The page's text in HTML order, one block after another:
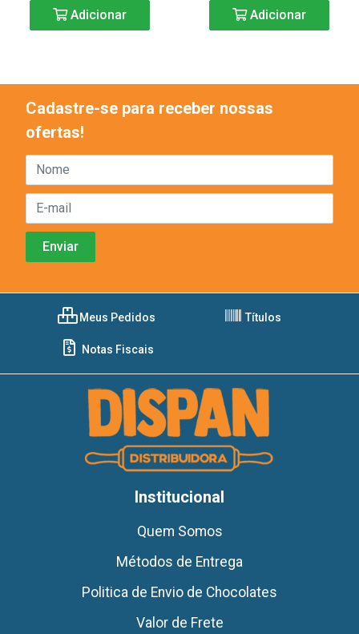
Adicionar Adicionar
Cadastre-se para receber nossas
ofertas!
Meus Pedidos Títulos
Notas Fiscais
Institucional
Quem Somos
Métodos de Entrega
Politica de Envio de Chocolates
Valor de Frete